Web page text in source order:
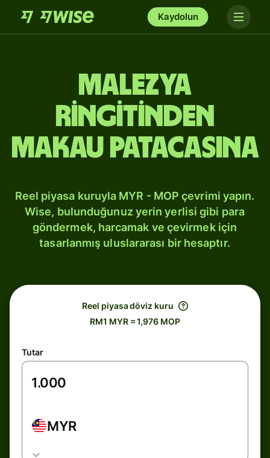
Kaydolun
Malezya
ringitinden
Makau patacasına
Reel piyasa kuruyla MYR - MOP çevrimi yapın.
Wise, bulunduğunuz yerin yerlisi gibi para
göndermek, harcamak ve çevirmek için
tasarlanmış uluslararası bir hesaptır.
Reel piyasa döviz kuru
RM1 MYR = 1,976 MOP
Tutar
MYR